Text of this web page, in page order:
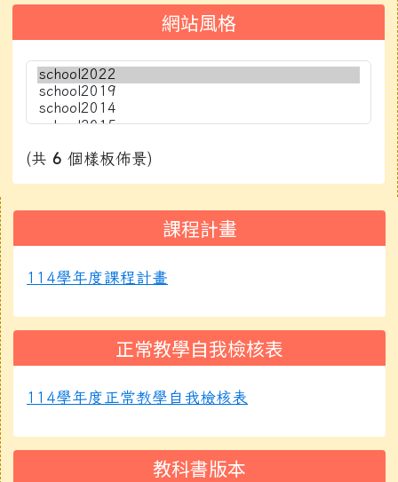
網站風格
(共 6 個樣板佈景)
課程計畫
114學年度課程計畫
正常教學自我檢核表
114學年度正常教學自我檢核表
教科書版本